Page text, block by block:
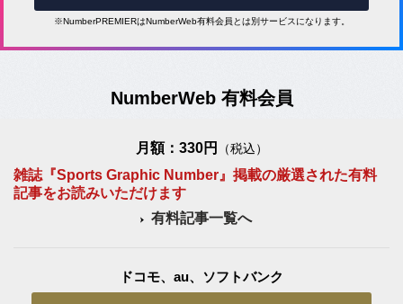
※NumberPREMIERはNumberWeb有料会員とは別サービスになります。
NumberWeb 有料会員
月額：330円 （税込）
雑誌『Sports Graphic Number』掲載の厳選された有料
記事をお読みいただけます
有料記事一覧へ
ドコモ、au、ソフトバンク